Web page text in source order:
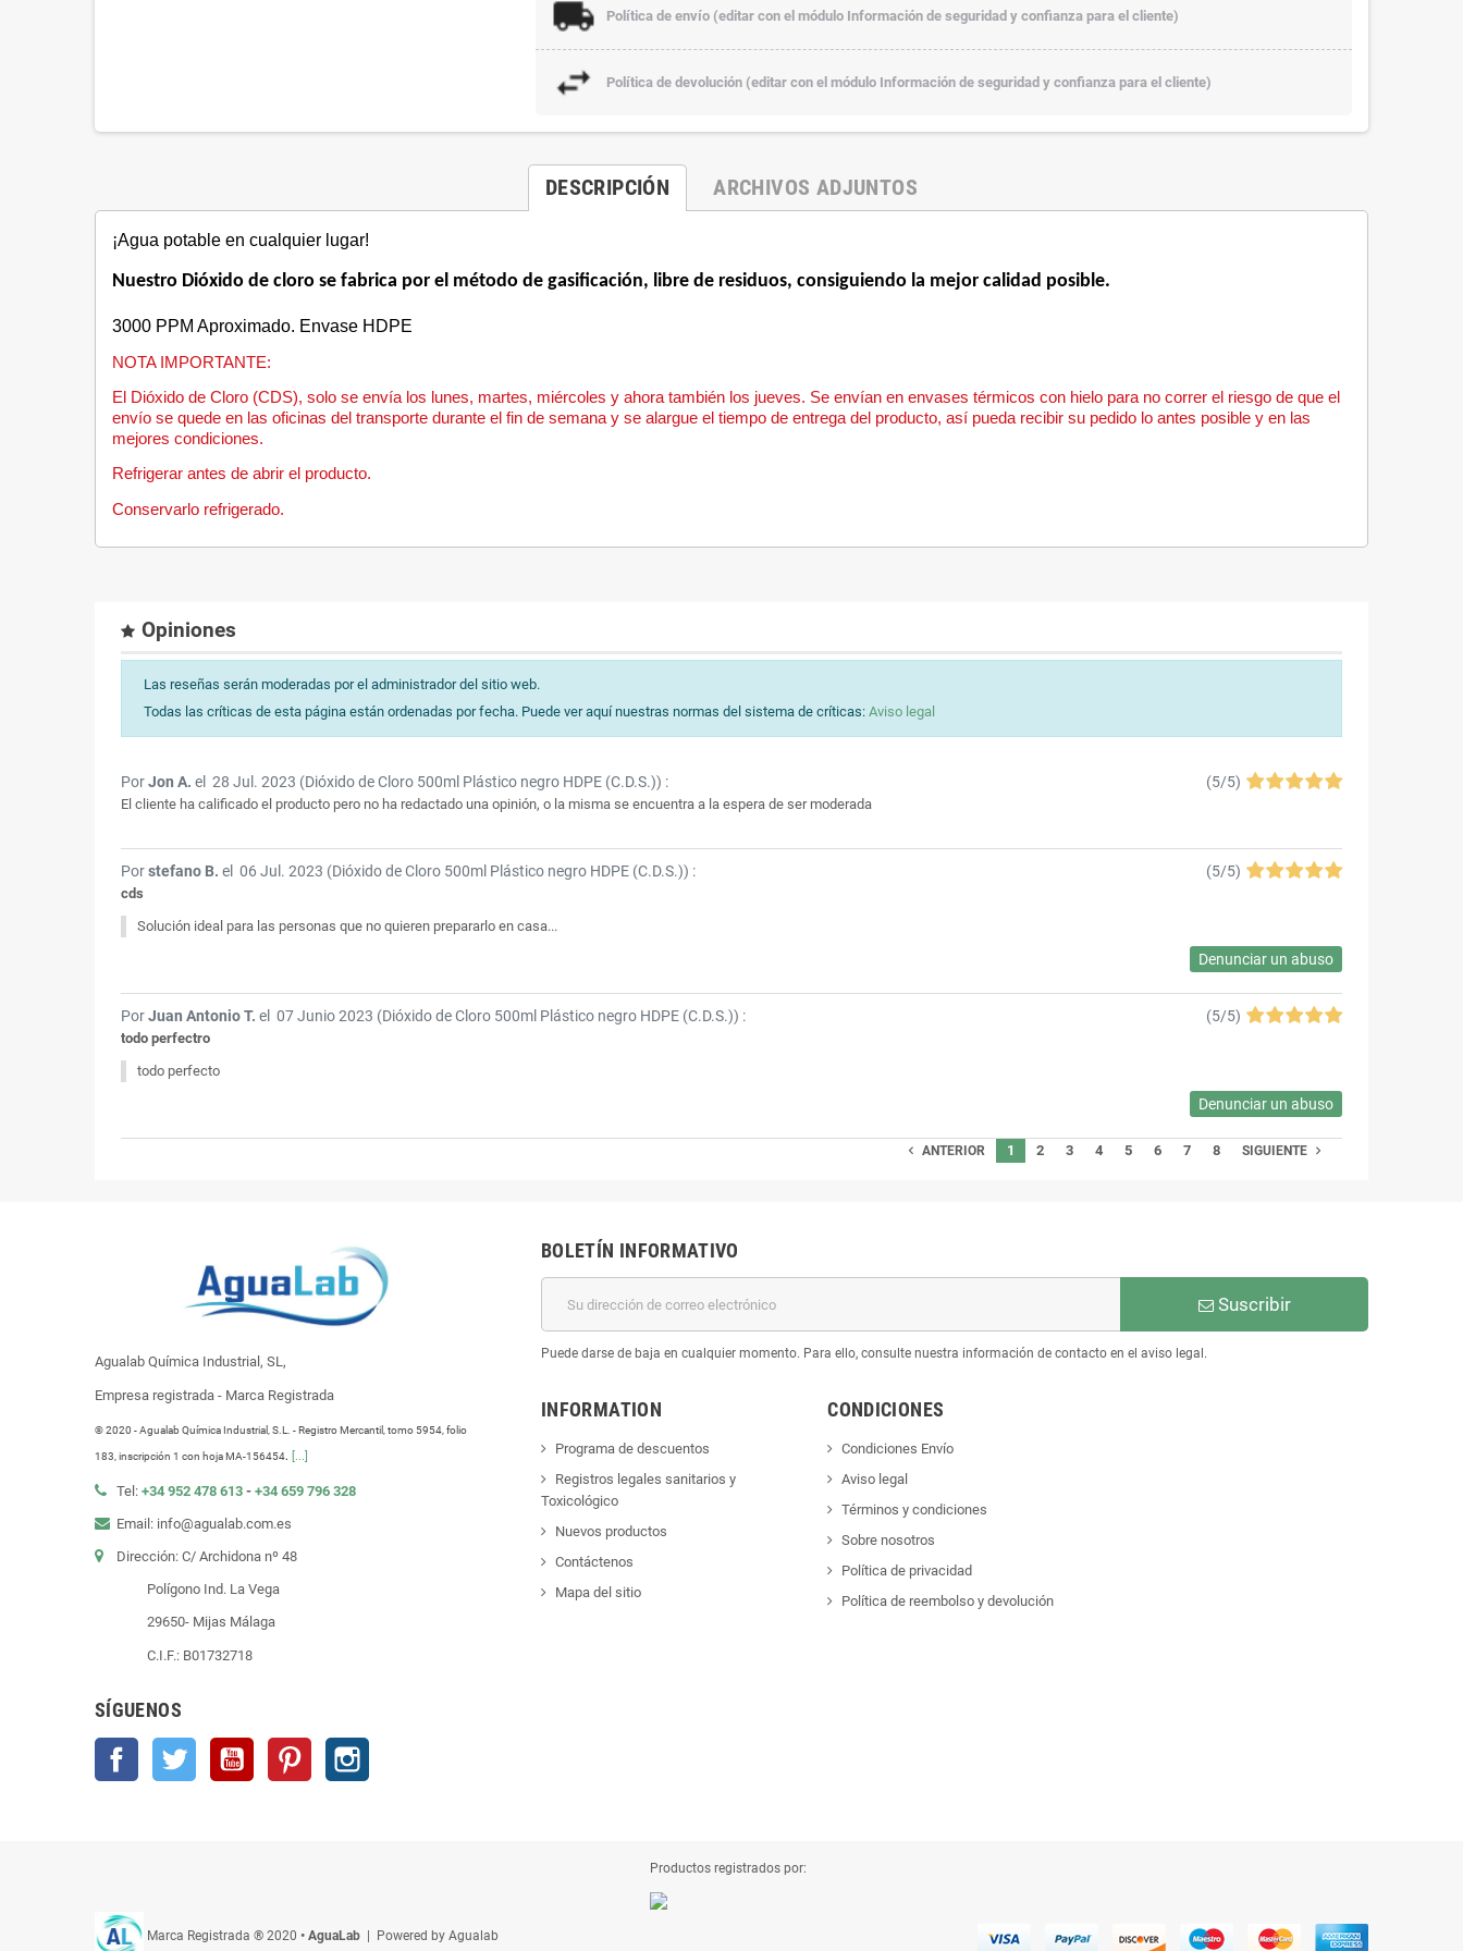
Política de envío (editar con el módulo Información de seguridad y confianza para el cliente)
Política de devolución (editar con el módulo Información de seguridad y confianza para el cliente)
DESCRIPCIÓN ARCHIVOS ADJUNTOS
¡Agua potable en cualquier lugar!
Nuestro Dióxido de cloro se fabrica por el método de gasificación, libre de residuos, consiguiendo la mejor calidad posible.
3000 PPM Aproximado. Envase HDPE
NOTA IMPORTANTE:
El Dióxido de Cloro (CDS), solo se envía los lunes, martes, miércoles y ahora también los jueves. Se envían en envases térmicos con hielo para no correr el riesgo de que el
envío se quede en las oficinas del transporte durante el fin de semana y se alargue el tiempo de entrega del producto, así pueda recibir su pedido lo antes posible y en las
mejores condiciones.
Refrigerar antes de abrir el producto.
Conservarlo refrigerado.
Opiniones
Las reseñas serán moderadas por el administrador del sitio web.
Todas las críticas de esta página están ordenadas por fecha. Puede ver aquí nuestras normas del sistema de críticas: Aviso legal
PorJon A. el 28 Jul. 2023 (Dióxido de Cloro 500ml Plástico negro HDPE (C.D.S.)) : (5/5)
El cliente ha calificado el producto pero no ha redactado una opinión, o la misma se encuentra a la espera de ser moderada
Porstefano B. el 06 Jul. 2023 (Dióxido de Cloro 500ml Plástico negro HDPE (C.D.S.)) : (5/5)
cds
Solución ideal para las personas que no quieren prepararlo en casa...
Denunciar un abuso
PorJuan Antonio T. el 07 Junio 2023 (Dióxido de Cloro 500ml Plástico negro HDPE (C.D.S.)) : (5/5)
todo perfectro
todo perfecto
Denunciar un abuso
 ANTERIOR 1 2 3 4 5 6 7 8 SIGUIENTE 
Agualab Química Industrial, SL,
Empresa registrada - Marca Registrada
® 2020 - Agualab Química Industrial, S.L. - Registro Mercantil, tomo 5954, folio
183, inscripción 1 con hoja MA-156454 [...]
Tel: +34 952 478 613 - +34 659 796 328
Email: info@agualab.com.es
Dirección: C/ Archidona nº 48
Polígono Ind. La Vega
29650- Mijas Málaga
C.I.F.: B01732718
SÍGUENOS
Facebook Twitter YouTube Pinterest
BOLETÍN INFORMATIVO
Suscribir
Puede darse de baja en cualquier momento. Para ello, consulte nuestra información de contacto en el aviso legal.
INFORMATION
Programa de descuentos
Registros legales sanitarios y
Toxicológico
Nuevos productos
Contáctenos
Mapa del sitio
CONDICIONES
Condiciones Envío
Aviso legal
Términos y condiciones
Sobre nosotros
Política de privacidad
Política de reembolso y devolución
Productos registrados por:
Marca Registrada ® 2020 • AguaLab | Powered by Agualab